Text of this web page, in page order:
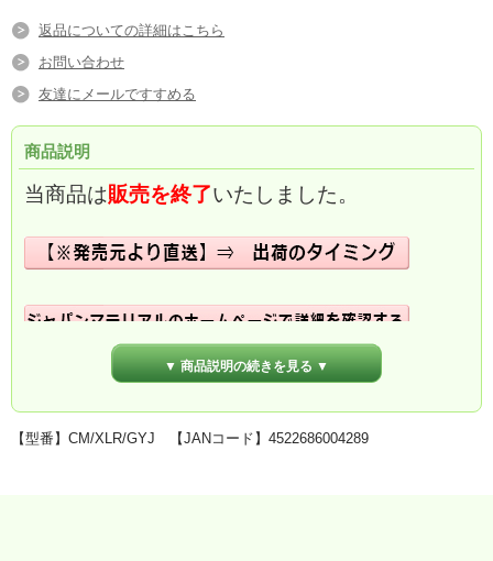
返品についての詳細はこちら
お問い合わせ
友達にメールですすめる
商品説明
当商品は販売を終了いたしました。
▼ 商品説明の続きを見る ▼
【型番】CM/XLR/GYJ 【JANコード】4522686004289